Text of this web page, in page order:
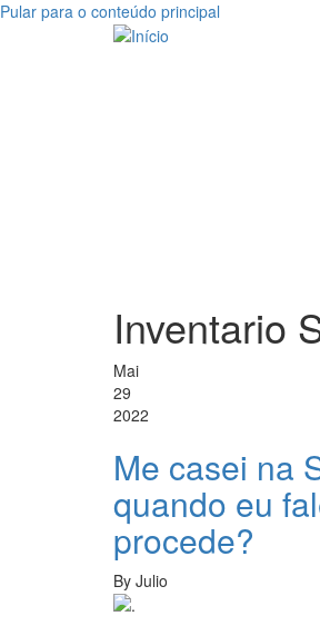
Pular para o conteúdo principal
Inventario
Mai
29
2022
Me casei na
quando eu
procede?
By Julio